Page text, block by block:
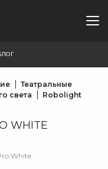
Театральные
света
Robolight
WHITE